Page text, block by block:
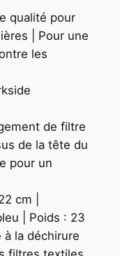
qualité pour
| Pour une
les
de filtre
de la tête du
pour un
cm |
| Poids : 23
à la déchirure